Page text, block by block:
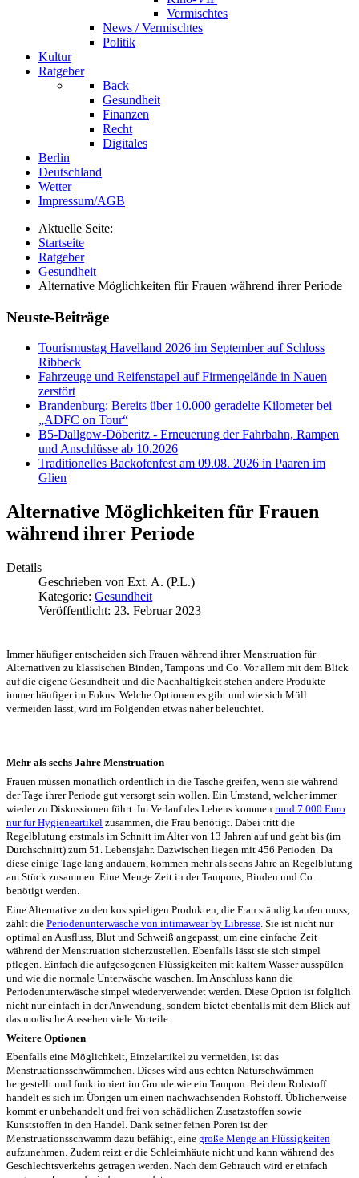
Vermischtes
News / Vermischtes
Politik
Kultur
Ratgeber
Back
Gesundheit
Finanzen
Recht
Digitales
Berlin
Deutschland
Wetter
Impressum/AGB
Aktuelle Seite:
Startseite
Ratgeber
Gesundheit
Alternative Möglichkeiten für Frauen während ihrer Periode
Neuste-Beiträge
Tourismustag Havelland 2026 im September auf Schloss
Ribbeck
Fahrzeuge und Reifenstapel auf Firmengelände in Nauen
zerstört
Brandenburg: Bereits über 10.000 geradelte Kilometer bei
„ADFC on Tour“
B5-Dallgow-Döberitz - Erneuerung der Fahrbahn, Rampen
und Anschlüsse ab 10.2026
Traditionelles Backofenfest am 09.08. 2026 in Paaren im
Glien
Alternative Möglichkeiten für Frauen
während ihrer Periode
Details
Geschrieben von Ext. A. (P.L.)
Kategorie: Gesundheit
Veröffentlicht: 23. Februar 2023
Immer häufiger entscheiden sich Frauen während ihrer Menstruation für
Alternativen zu klassischen Binden, Tampons und Co. Vor allem mit dem Blick
auf die eigene Gesundheit und die Nachhaltigkeit stehen andere Produkte
immer häufiger im Fokus. Welche Optionen es gibt und wie sich Müll
vermeiden lässt, wird im Folgenden etwas näher beleuchtet.
Mehr als sechs Jahre Menstruation
Frauen müssen monatlich ordentlich in die Tasche greifen, wenn sie während
der Tage ihrer Periode gut versorgt sein wollen. Ein Umstand, welcher immer
wieder zu Diskussionen führt. Im Verlauf des Lebens kommen rund 7.000 Euro
nur für Hygieneartikel zusammen, die Frau benötigt. Dabei tritt die
Regelblutung erstmals im Schnitt im Alter von 13 Jahren auf und geht bis (im
Durchschnitt) zum 51. Lebensjahr. Dazwischen liegen mit 456 Perioden. Da
diese einige Tage lang andauern, kommen mehr als sechs Jahre an Regelblutung
am Stück zusammen. Eine Menge Zeit in der Tampons, Binden und Co.
benötigt werden.
Eine Alternative zu den kostspieligen Produkten, die Frau ständig kaufen muss,
zählt die Periodenunterwäsche von intimawear by Libresse . Sie ist nicht nur
optimal an Ausfluss, Blut und Schweiß angepasst, um eine einfache Zeit
während der Menstruation sicherzustellen. Ebenfalls lässt sie sich simpel
pflegen. Einfach die aufgesogenen Flüssigkeiten mit kaltem Wasser ausspülen
und wie die normale Unterwäsche waschen. Im Anschluss kann die
Periodenunterwäsche simpel wiederverwendet werden. Diese Option ist folglich
nicht nur einfach in der Anwendung, sondern bietet ebenfalls mit dem Blick auf
das modische Aussehen viele Vorteile.
Weitere Optionen
Ebenfalls eine Möglichkeit, Einzelartikel zu vermeiden, ist das
Menstruationsschwämmchen. Dieses wird aus echten Naturschwämmen
hergestellt und funktioniert im Grunde wie ein Tampon. Bei dem Rohstoff
handelt es sich im Übrigen um einen nachwachsenden Rohstoff. Üblicherweise
kommt er unbehandelt und frei von schädlichen Zusatzstoffen sowie
Kunststoffen in den Handel. Dank seiner feinen Poren ist der
Menstruationsschwamm dazu befähigt, eine große Menge an Flüssigkeiten
aufzunehmen. Zudem reizt er die Schleimhäute nicht und kann während des
Geschlechtsverkehrs getragen werden. Nach dem Gebrauch wird er einfach